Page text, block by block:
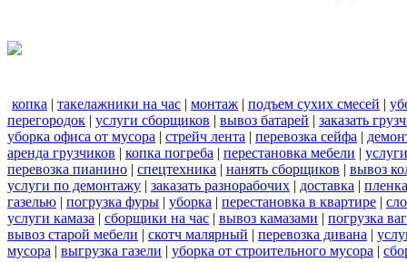
копка | такелажники на час | монтаж | подъем сухих смесей |
перегородок | услуги сборщиков | вывоз батарей | заказать
уборка офиса от мусора | стрейч лента | перевозка сейфа |
аренда грузчиков | копка погреба | перестановка мебели |
перевозка пианино | спецтехника | нанять сборщиков | вывоз
услуги по демонтажу | заказать разнорабочих | доставка | пленка
газелью | погрузка фуры | уборка | перестановка в квартире |
услуги камаза | сборщики на час | вывоз камазами | погрузка
вывоз старой мебели | скотч малярный | перевозка дивана |
мусора | выгрузка газели | уборка от строительного мусора |